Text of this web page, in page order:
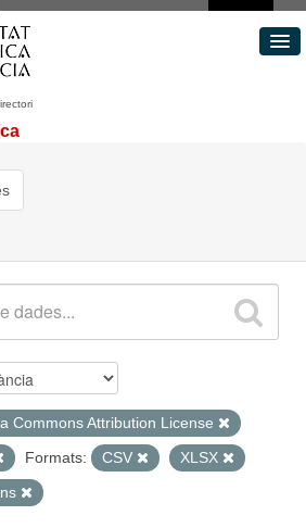
Commons Attribution License
Formats: CSV
XLSX